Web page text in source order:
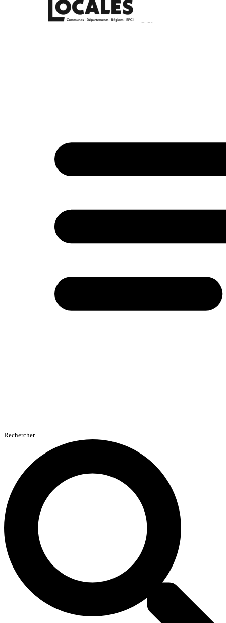
Rechercher